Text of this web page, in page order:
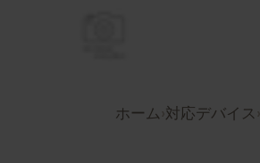
ホーム›対応デバイ